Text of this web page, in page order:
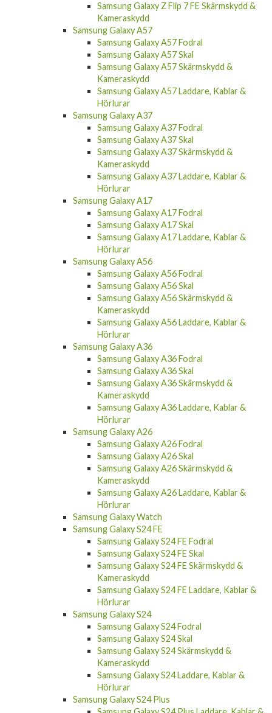
Samsung Galaxy Z Flip 7 FE Skärmskydd &
Kameraskydd
Samsung Galaxy A57
Samsung Galaxy A57 Fodral
Samsung Galaxy A57 Skal
Samsung Galaxy A57 Skärmskydd &
Kameraskydd
Samsung Galaxy A57 Laddare, Kablar &
Hörlurar
Samsung Galaxy A37
Samsung Galaxy A37 Fodral
Samsung Galaxy A37 Skal
Samsung Galaxy A37 Skärmskydd &
Kameraskydd
Samsung Galaxy A37 Laddare, Kablar &
Hörlurar
Samsung Galaxy A17
Samsung Galaxy A17 Fodral
Samsung Galaxy A17 Skal
Samsung Galaxy A17 Laddare, Kablar &
Hörlurar
Samsung Galaxy A56
Samsung Galaxy A56 Fodral
Samsung Galaxy A56 Skal
Samsung Galaxy A56 Skärmskydd &
Kameraskydd
Samsung Galaxy A56 Laddare, Kablar &
Hörlurar
Samsung Galaxy A36
Samsung Galaxy A36 Fodral
Samsung Galaxy A36 Skal
Samsung Galaxy A36 Skärmskydd &
Kameraskydd
Samsung Galaxy A36 Laddare, Kablar &
Hörlurar
Samsung Galaxy A26
Samsung Galaxy A26 Fodral
Samsung Galaxy A26 Skal
Samsung Galaxy A26 Skärmskydd &
Kameraskydd
Samsung Galaxy A26 Laddare, Kablar &
Hörlurar
Samsung Galaxy Watch
Samsung Galaxy S24 FE
Samsung Galaxy S24 FE Fodral
Samsung Galaxy S24 FE Skal
Samsung Galaxy S24 FE Skärmskydd &
Kameraskydd
Samsung Galaxy S24 FE Laddare, Kablar &
Hörlurar
Samsung Galaxy S24
Samsung Galaxy S24 Fodral
Samsung Galaxy S24 Skal
Samsung Galaxy S24 Skärmskydd &
Kameraskydd
Samsung Galaxy S24 Laddare, Kablar &
Hörlurar
Samsung Galaxy S24 Plus